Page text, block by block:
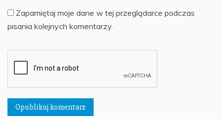
Zapamiętaj moje dane w tej przeglądarce podczas
pisania kolejnych komentarzy.